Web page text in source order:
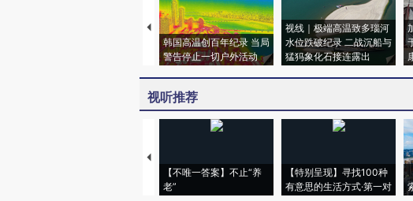
韩国高温创百年纪录 当局
警告停止一切户外活动
视线｜极端高温致多瑙河
水位跌破纪录 二战沉船与
猛犸象化石接连露出
视听推荐
【不唯一答案】不止“养
老”
【特别呈现】寻找100种
有意思的生活方式·第一对